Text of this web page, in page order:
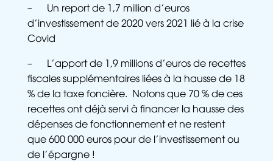
– Un report de 1,7 million d’euros
d’investissement de 2020 vers 2021 lié à la crise
Covid
– L’apport de 1,9 millions d’euros de recettes
fiscales supplémentaires liées à la hausse de 18
% de la taxe foncière. Notons que 70 % de ces
recettes ont déjà servi à financer la hausse des
dépenses de fonctionnement et ne restent
que 600 000 euros pour de l’investissement ou
de l’épargne !